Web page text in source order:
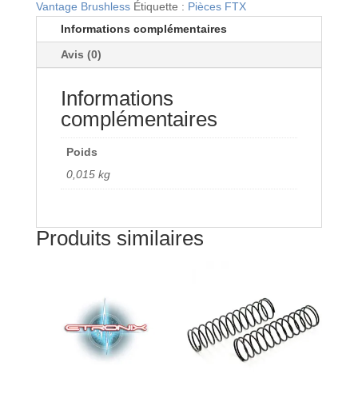
-
VANTAGE
UPPER
2SETS
Vantage Brushless Étiquette : Pièces FTX
Informations complémentaires
Avis (0)
Informations
complémentaires
Poids
0,015 kg
Produits similaires